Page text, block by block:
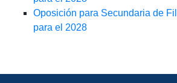
Oposición para Secundaria de
para el 2028